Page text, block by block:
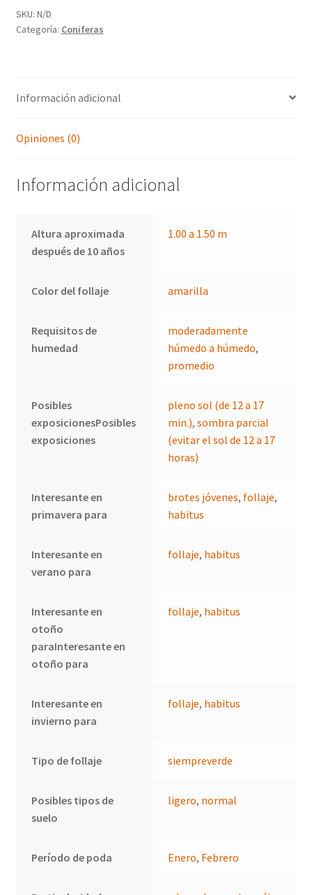
cantidad
SKU: N/D
Categoría: Coniferas
Información adicional
Opiniones (0)
Información adicional
Altura aproximada
después de 10 años
1.00 a 1.50 m
Color del follaje amarilla
Requisitos de
humedad
moderadamente
húmedo a húmedo,
promedio
Posibles
exposicionesPosibles
exposiciones
pleno sol (de 12 a 17
min.),sombra parcial
(evitar el sol de 12 a 17
horas)
Interesante en
primavera para
brotes jóvenes, follaje,
habitus
Interesante en
verano para
follaje, habitus
Interesante en
otoño
paraInteresante en
otoño para
follaje, habitus
Interesante en
invierno para
follaje, habitus
Tipo de follaje siempreverde
Posibles tipos de
suelo
ligero, normal
Período de poda Enero, Febrero